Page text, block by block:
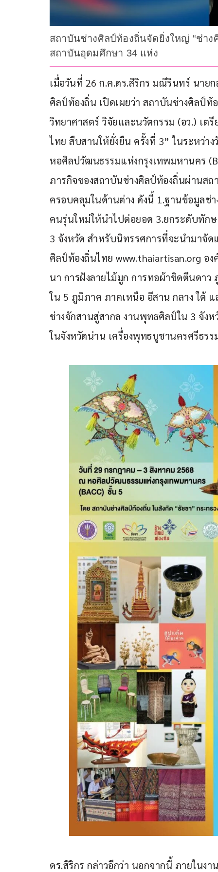
สถาบันช่างศิลป์ท้องถิ่นจัดยิ่งใหญ่ “ช่า
สถาบันอุดมศึกษา 34 แห่ง
เมื่อวันที่ 26 ก.ค.ดร.สิริกร มณีรินทร์ นา
ศิลป์ท้องถิ่น เปิดเผยว่า สถาบันช่างศิลป์
วิทยาศาสตร์ วิจัยและนวัตกรรม (อว.) เต
ไทย สืบสานให้ยั่งยืน ครั้งที่ 3” ในระหว่
หอศิลปวัฒนธรรมแห่งกรุงเทพมหานคร
ภารกิจของสถาบันช่างศิลป์ท้องถิ่นผ่านส
ครอบคลุมในด้านต่าง ดังนี้ 1.ฐานข้อมูล
คนรุ่นใหม่ให้นำไปต่อยอด 3.ยกระดับทัก
3 จังหวัด สำหรับนิทรรศการที่จะนำมาจัด
ศิลป์ท้องถิ่นไทย www.thaiartisan.org อ
นา การฝังลายไม้มูก การทอผ้าขิดตีนดา
ใน 5 ภูมิภาค ภาคเหนือ อีสาน กลาง ใต้
ช่างจักสานสู่สากล งานพุทธศิลป์ใน 3 จัง
ในจังหวัดน่าน เครื่องพุทธบูชานครศรีธร
ดร.สิริกร กล่าวอีกว่า นอกจากนี้ ภายในงา